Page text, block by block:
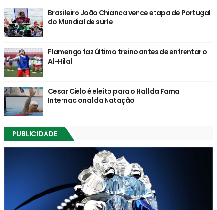
Brasileiro João Chianca vence etapa de Portugal
do Mundial de surfe
Flamengo faz último treino antes de enfrentar o
Al-Hilal
Cesar Cielo é eleito para o Hall da Fama
Internacional da Natação
PUBLICIDADE